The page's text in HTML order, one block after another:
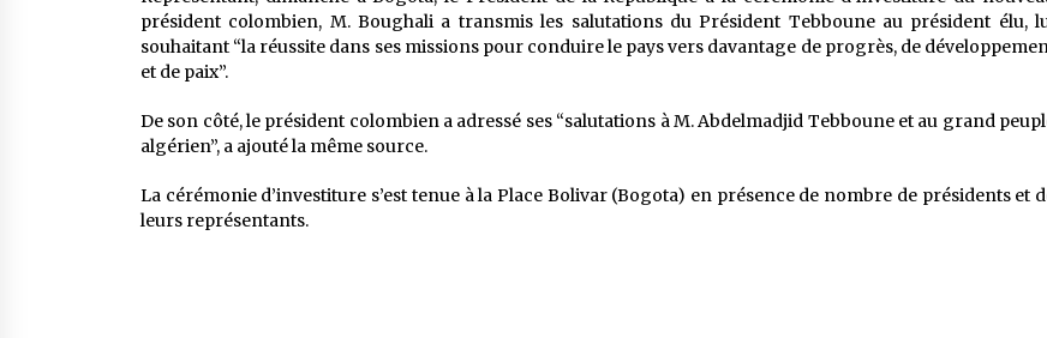
président colombien, M. Boughali a transmis les salutations du Président Tebboune au président élu,
souhaitant “la réussite dans ses missions pour conduire le pays vers davantage de progrès, de
et de paix”.
De son côté, le président colombien a adressé ses “salutations à M. Abdelmadjid Tebboune et au grand
algérien”, a ajouté la même source.
La cérémonie d’investiture s’est tenue à la Place Bolivar (Bogota) en présence de nombre de présidents et
leurs représentants.